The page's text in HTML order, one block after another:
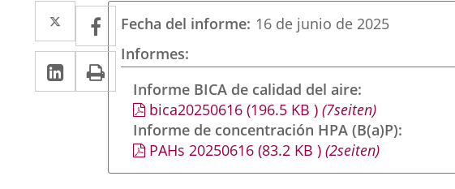
Twitter
Enlace
a
una
aplicación
externa.
Facebook
Enlace
a
una
aplicación
externa.
Linkedin
Enlace
a
aplicación
externa.
Print
Fecha del informe 16 de junio de 2025
Informes
Informe BICA de calidad del aire
bica20250616(196.5 KB )(7seiten)
Informe de concentración HPA (B(a)P)
PAHs 20250616(83.2 KB )(2seiten)